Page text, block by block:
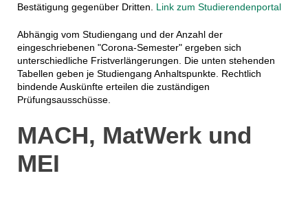
Bestätigung gegenüber Dritten. Link zum Studierendenportal
Abhängig vom Studiengang und der Anzahl der
eingeschriebenen "Corona-Semester" ergeben sich
unterschiedliche Fristverlängerungen. Die unten stehenden
Tabellen geben je Studiengang Anhaltspunkte. Rechtlich
bindende Auskünfte erteilen die zuständigen
Prüfungsausschüsse.
MACH, MatWerk und
MEI